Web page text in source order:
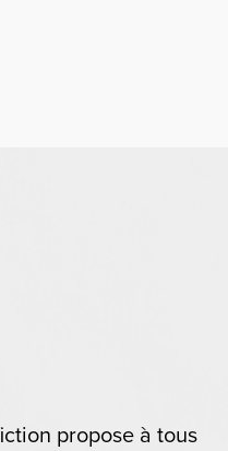
propose à tous